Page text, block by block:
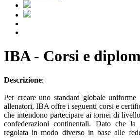
IBA - Corsi e
Descrizione:
Per creare uno standard globale
allenatori, IBA offre i seguenti corsi e
che intendono partecipare ai tornei di
confederazioni continentali. Dato che la
regolata in modo diverso in base alle